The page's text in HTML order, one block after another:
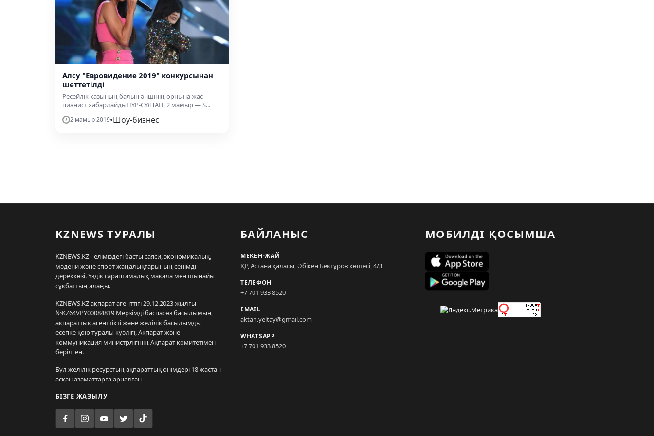
Алсу "Евровидение 2019" конкурсынан
шеттетілді
Ресейлік қазының балын әншінің орнына жас
пианист хабарлайдыНҰР-СҰЛТАН, 2 мамыр — S...
2 мамыр 2019•Шоу-бизнес
KZNEWS ТУРАЛЫ
KZNEWS.KZ - еліміздегі басты саяси, экономикалық,
мәдени және спорт жаңалықтарының сенімді
дереккөзі. Үздік сараптамалық мақала мен шынайы
сұқбаттың алаңы.
KZNEWS.KZ ақпарат агенттігі 29.12.2023 жылғы
№KZ64VPY00084819 Мерзімді баспасөз басылымын,
ақпараттық агенттікті және желілік басылымды
есепке қою туралы куәлігі, Ақпарат және
коммуникация министрлігінің Ақпарат комитетімен
берілген.
Бұл желілік ресурстың ақпараттық өнімдері 18 жастан
асқан азаматтарға арналған.
БІЗГЕ ЖАЗЫЛУ
БАЙЛАНЫС
МЕКЕН-ЖАЙ
ҚР, Астана қаласы, Әбікен Бектұров көшесі, 4/3
ТЕЛЕФОН
+7 701 933 8520
EMAIL
aktan.yeltay@gmail.com
WHATSAPP
+7 701 933 8520
МОБИЛДІ ҚОСЫМША